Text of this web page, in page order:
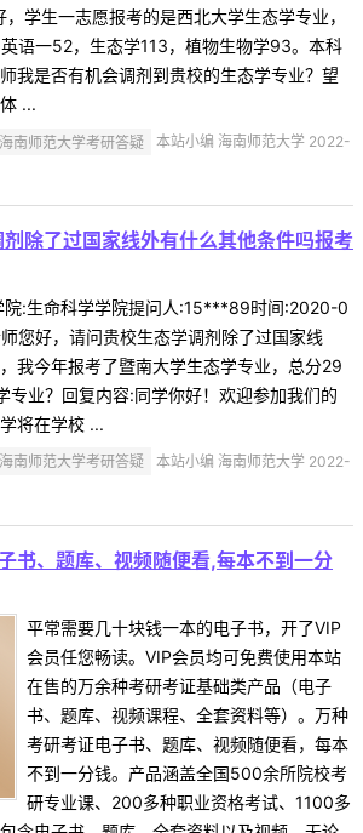
学生一志愿报考的是西北大学生态学专业，
语一52，生态学113，植物生物学93。本科
我是否有机会调剂到贵校的生态学专业？望
...
南师范大学考研答疑
本站小编 海南师范大学 2022-
除了过国家线外有什么其他条件吗报考
院:生命科学学院提问人:15***89时间:2020-0
您好，请问贵校生态学调剂除了过国家线
我今年报考了暨南大学生态学专业，总分29
专业？回复内容:同学你好！欢迎参加我们的
将在学校 ...
南师范大学考研答疑
本站小编 海南师范大学 2022-
书、题库、视频随便看,每本不到一分
平常需要几十块钱一本的电子书，开了VIP
会员任您畅读。VIP会员均可免费使用本站
在售的万余种考研考证基础类产品（电子
书、题库、视频课程、全套资料等）。万种
考研考证电子书、题库、视频随便看，每本
不到一分钱。产品涵盖全国500余所院校考
研专业课、200多种职业资格考试、1100多